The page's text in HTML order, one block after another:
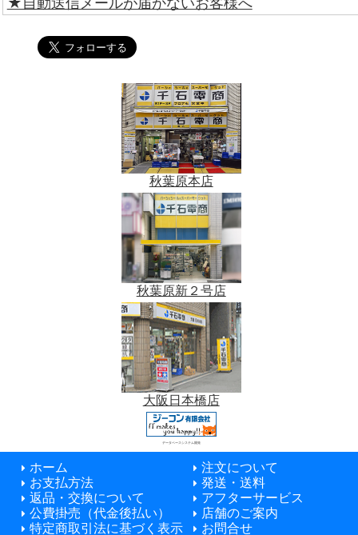
秋葉原本店
秋葉原新２号店
大阪日本橋店
データベースシステム開発
ホーム
注文について
お支払方法
発送・送料
返品・交換について
アフターサービス
公費掛売（代金後払い）
店舗のご案内
特定商取引法に基づく表示
お問合せ